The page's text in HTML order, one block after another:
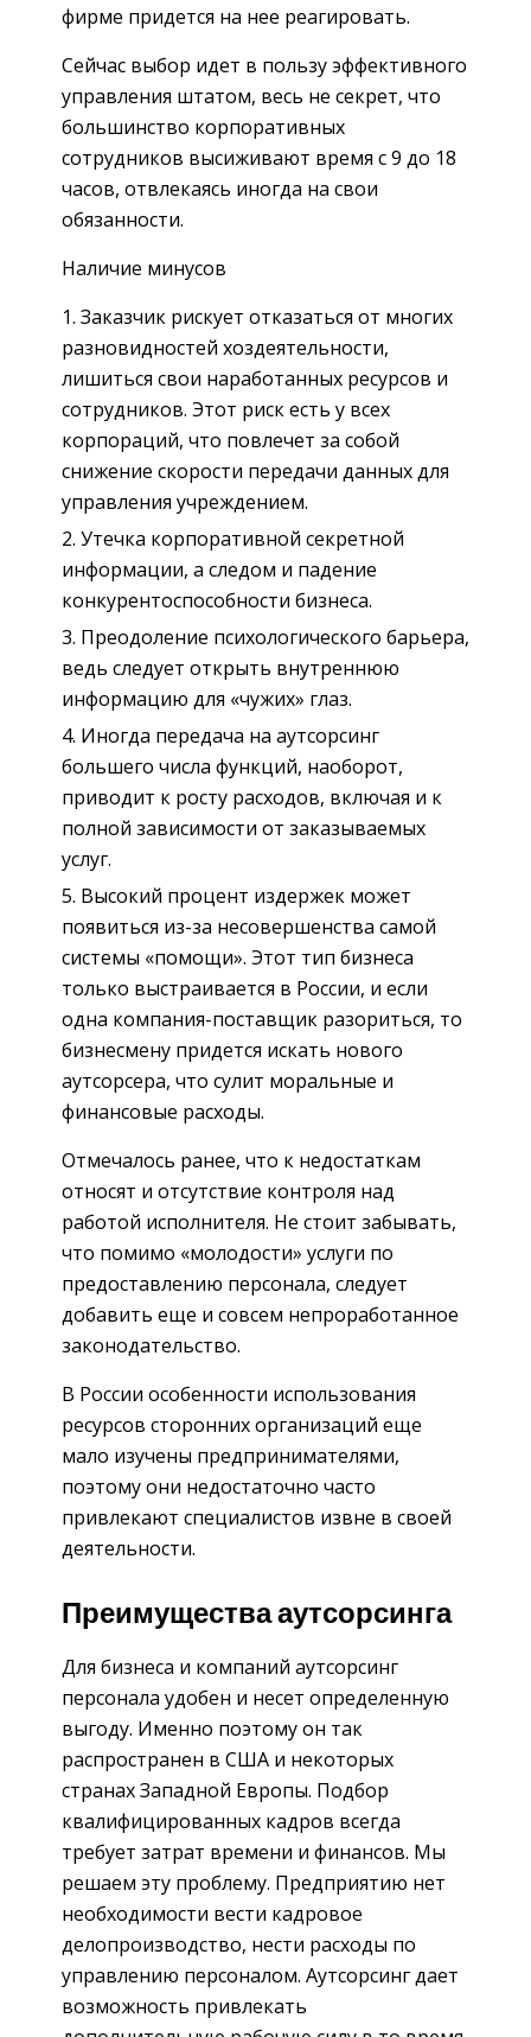
фирме придется на нее реагировать.
Сейчас выбор идет в пользу эффективного
управления штатом, весь не секрет, что
большинство корпоративных
сотрудников высиживают время с 9 до 18
часов, отвлекаясь иногда на свои
обязанности.
Наличие минусов
Заказчик рискует отказаться от многих
разновидностей хоздеятельности,
лишиться свои наработанных ресурсов и
сотрудников. Этот риск есть у всех
корпораций, что повлечет за собой
снижение скорости передачи данных для
управления учреждением.
Утечка корпоративной секретной
информации, а следом и падение
конкурентоспособности бизнеса.
Преодоление психологического барьера,
ведь следует открыть внутреннюю
информацию для «чужих» глаз.
Иногда передача на аутсорсинг
большего числа функций, наоборот,
приводит к росту расходов, включая и к
полной зависимости от заказываемых
услуг.
Высокий процент издержек может
появиться из-за несовершенства самой
системы «помощи». Этот тип бизнеса
только выстраивается в России, и если
одна компания-поставщик разориться, то
бизнесмену придется искать нового
аутсорсера, что сулит моральные и
финансовые расходы.
Отмечалось ранее, что к недостаткам
относят и отсутствие контроля над
работой исполнителя. Не стоит забывать,
что помимо «молодости» услуги по
предоставлению персонала, следует
добавить еще и совсем непроработанное
законодательство.
В России особенности использования
ресурсов сторонних организаций еще
мало изучены предпринимателями,
поэтому они недостаточно часто
привлекают специалистов извне в своей
деятельности.
Преимущества аутсорсинга
Для бизнеса и компаний аутсорсинг
персонала удобен и несет определенную
выгоду. Именно поэтому он так
распространен в США и некоторых
странах Западной Европы. Подбор
квалифицированных кадров всегда
требует затрат времени и финансов. Мы
решаем эту проблему. Предприятию нет
необходимости вести кадровое
делопроизводство, нести расходы по
управлению персоналом. Аутсорсинг дает
возможность привлекать